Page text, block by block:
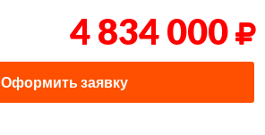
4 834 000
Оформить заявку